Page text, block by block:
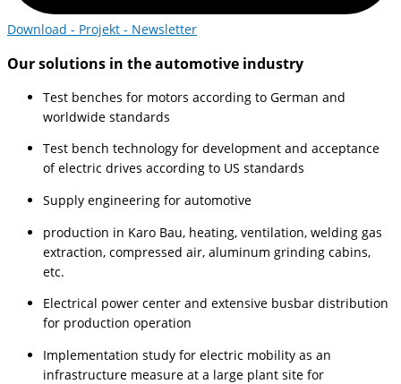
Download - Projekt - Newsletter
Our solutions in the automotive industry
Test benches for motors according to German and
worldwide standards
Test bench technology for development and acceptance
of electric drives according to US standards
Supply engineering for automotive
production in Karo Bau, heating, ventilation, welding gas
extraction, compressed air, aluminum grinding cabins,
etc.
Electrical power center and extensive busbar distribution
for production operation
Implementation study for electric mobility as an
infrastructure measure at a large plant site for